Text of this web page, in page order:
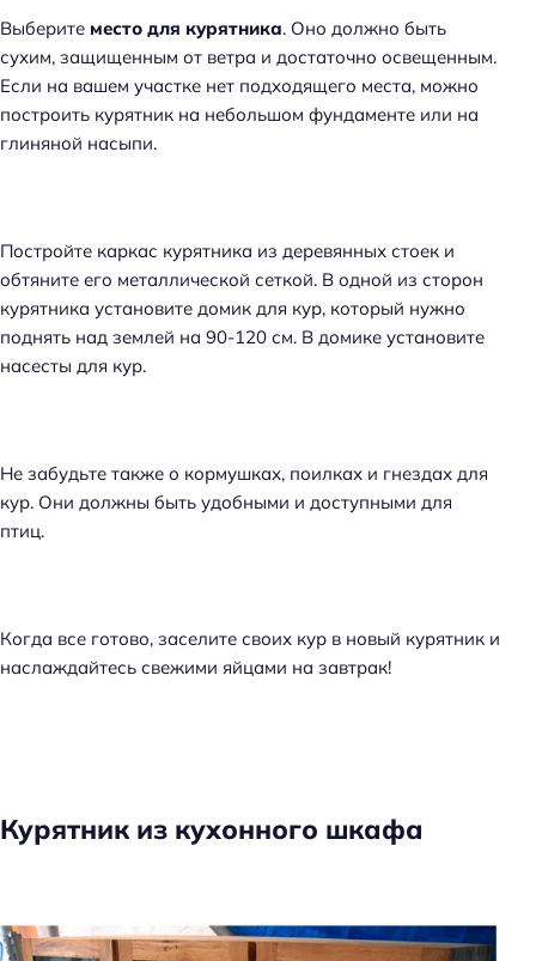
Выберите место для курятника. Оно должно быть
сухим, защищенным от ветра и достаточно освещенным.
Если на вашем участке нет подходящего места, можно
построить курятник на небольшом фундаменте или на
глиняной насыпи.
Постройте каркас курятника из деревянных стоек и
обтяните его металлической сеткой. В одной из сторон
курятника установите домик для кур, который нужно
поднять над землей на 90-120 см. В домике установите
насесты для кур.
Не забудьте также о кормушках, поилках и гнездах для
кур. Они должны быть удобными и доступными для
птиц.
Когда все готово, заселите своих кур в новый курятник и
наслаждайтесь свежими яйцами на завтрак!
Курятник из кухонного шкафа